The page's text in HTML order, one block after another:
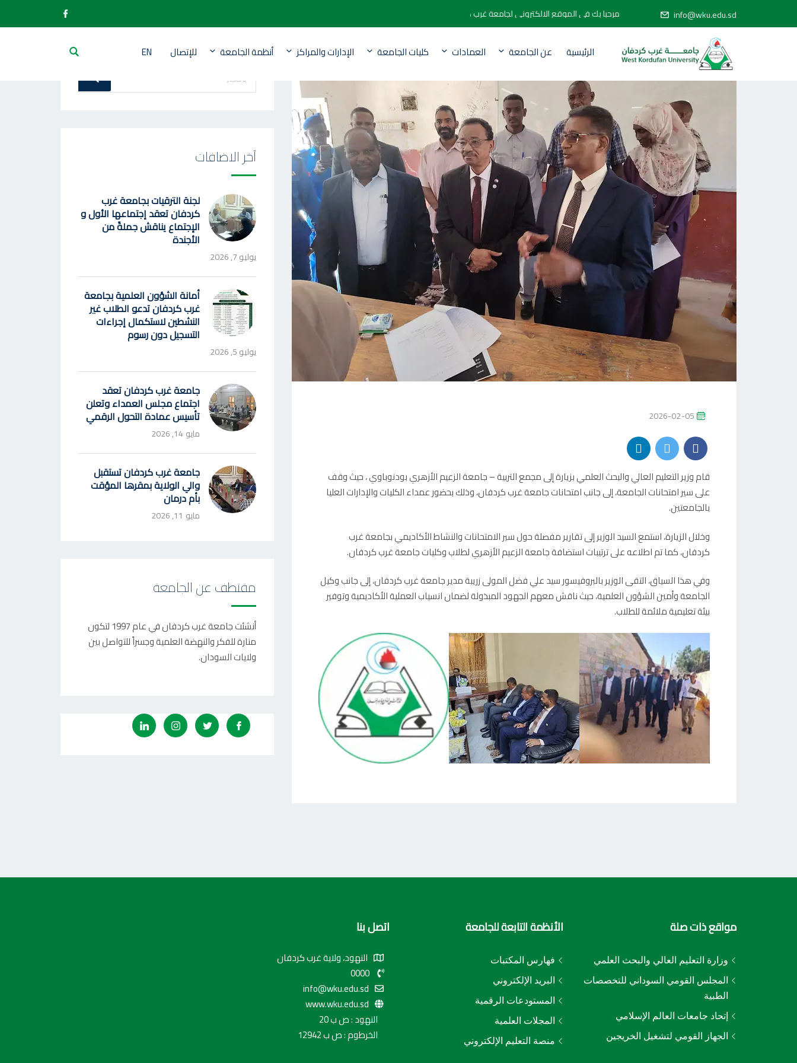
info@wku.edu.sd مرحبا بك في الموقع الالكتروني لجامعة غرب كردفان
الرئيسية عن الجامعة العمادات كليات الجامعة الإدارات والمراكز أنظمة الجامعة للإتصال EN
P
S
T
E
D
O
2026-02-05
قام وزير التعليم العالي والبحث العلمي بزيارة إلى مجمع التربية – جامعة الزعيم الأزهري بودنوباوي ، حيث وقف
على سير امتحانات الجامعة، إلى جانب امتحانات جامعة غرب كردفان، وذلك بحضور عمداء الكليات والإدارات العليا
بالجامعتين.
وخلال الزيارة، استمع السيد الوزير إلى تقارير مفصلة حول سير الامتحانات والنشاط الأكاديمي بجامعة غرب
كردفان، كما تم اطلاعه على ترتيبات استضافة جامعة الزعيم الأزهري لطلاب وكليات جامعة غرب كردفان.
وفي هذا السياق، التقى الوزير بالبروفيسور سيد علي فضل المولى زريبة مدير جامعة غرب كردفان، إلى جانب وكيل
الجامعة وأمين الشؤون العلمية، حيث ناقش معهم الجهود المبذولة لضمان انسياب العملية الأكاديمية وتوفير
بيئة تعليمية ملائمة للطلاب.
عن
بحث
آخر الاضافات
لجنة الترقيات بجامعة غرب
كردفان تعقد إجتماعها الأول و
الإجتماع يناقش جملةً من
الأجندة
يوليو 7, 2026
أمانة الشؤون العلمية بجامعة
غرب كردفان تدعو الطلاب غير
النشطين لاستكمال إجراءات
التسجيل دون رسوم
يوليو 5, 2026
جامعة غرب كردفان تعقد
اجتماع مجلس العمداء وتعلن
تأسيس عمادة التحول الرقمي
مايو 14, 2026
جامعة غرب كردفان تستقبل
والي الولاية بمقرها المؤقت
بأم درمان
مايو 11, 2026
مقتطف عن الجامعة
أنشئت جامعة غرب كردفان في عام 1997 لتكون
منارة للفكر والنهضة العلمية وجسراً للتواصل بين
ولايات السودان.
مواقع ذات صلة
وزارة التعليم العالي والبحث العلمي
المجلس القومي السوداني للتخصصات
الطبية
إتحاد جامعات العالم الإسلامي
الجهاز القومي لتشغيل الخريجين
الأنظمة التابعة للجامعة
فهارس المكتبات
البريد الإلكتروني
المستودعات الرقمية
المجلات العلمية
منصة التعليم الإلكتروني
اتصل بنا
النهود، ولاية غرب كردفان
info@wku.edu.sd
www.wku.edu.sd
النهود : ص ب 20
الخرطوم : ص ب 12942